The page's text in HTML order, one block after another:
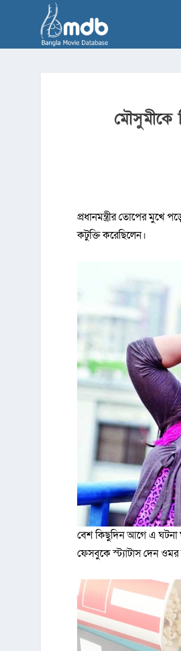
মৌসুমীকে
প্রধানমন্ত্রীর তোপের মুখে
কটুক্তি করেছিলেন।
বেশ কিছুদিন আগে এ ঘটনা
ফেসবুকে স্ট্যাটাস দেন ওমর